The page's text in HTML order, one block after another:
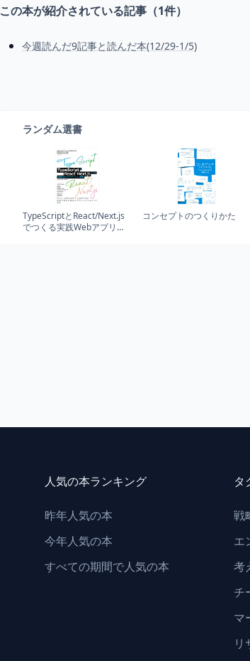
この本が紹介されている記事（1件）
今週読んだ9記事と読んだ本(12/29-1/5)
ランダム選書
TypeScriptとReact/Next.js
でつくる実践Webアプリケ
コンセプトのつくりかた
人気の本ランキング
昨年人気の本
今年人気の本
すべての期間で人気の本
タ
戦
エ
考
チ
マ
リ